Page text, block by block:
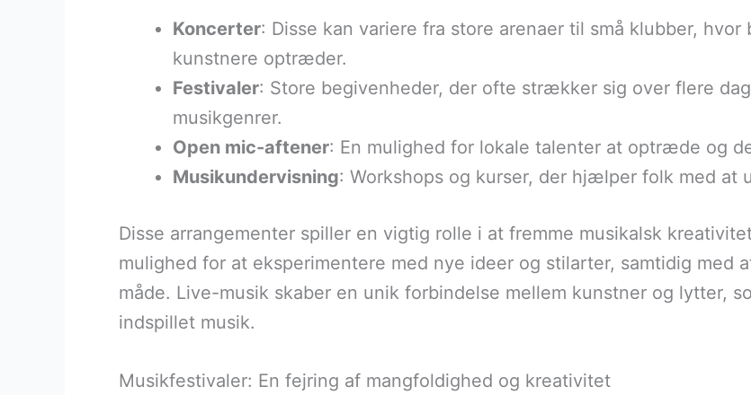
Koncerter: Disse kan variere fra store arenaer til små klubber,
kunstnere optræder.
Festivaler: Store begivenheder, der ofte strækker sig over flere
musikgenrer.
Open mic-aftener: En mulighed for lokale talenter at optræde og
Musikundervisning: Workshops og kurser, der hjælper folk med at
Disse arrangementer spiller en vigtig rolle i at fremme musikalsk
mulighed for at eksperimentere med nye ideer og stilarter, samtidig med
måde. Live-musik skaber en unik forbindelse mellem kunstner og lytter,
indspillet musik.
Musikfestivaler: En fejring af mangfoldighed og kreativitet